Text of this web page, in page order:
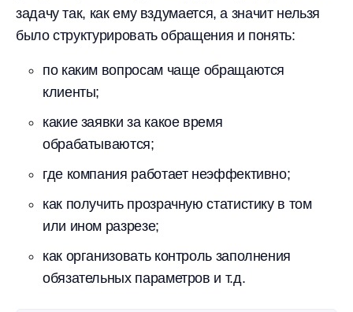
задачу так, как ему вздумается, а значит нельзя
было структурировать обращения и понять:
по каким вопросам чаще обращаются
клиенты;
какие заявки за какое время
обрабатываются;
где компания работает неэффективно;
как получить прозрачную статистику в том
или ином разрезе;
как организовать контроль заполнения
обязательных параметров и т.д.